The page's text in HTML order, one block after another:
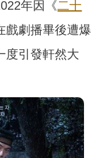
年因《二十
戲劇播畢後遭爆
度引發軒然大